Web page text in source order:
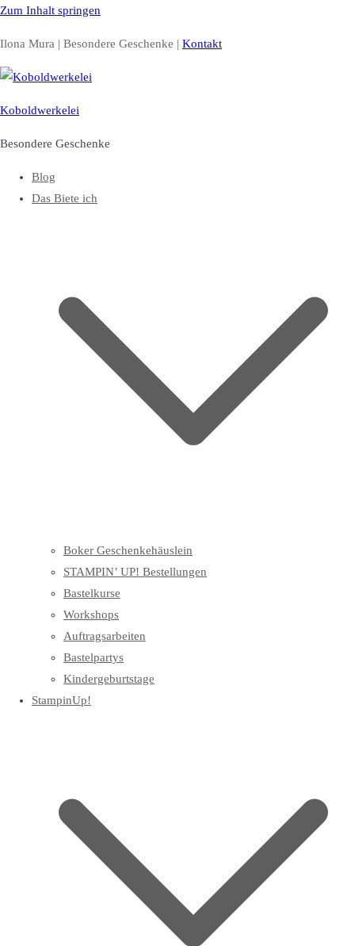
Zum Inhalt springen
Ilona Mura | Besondere Geschenke | Kontakt
Koboldwerkelei
Besondere Geschenke
Blog
Das Biete ich
Boker Geschenkehäuslein
STAMPIN’ UP! Bestellungen
Bastelkurse
Workshops
Auftragsarbeiten
Bastelpartys
Kindergeburtstage
StampinUp!